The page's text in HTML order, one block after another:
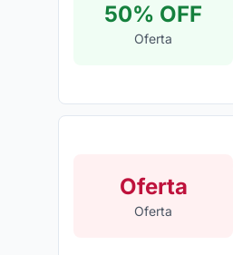
50% OFF
Oferta
Oferta
Oferta